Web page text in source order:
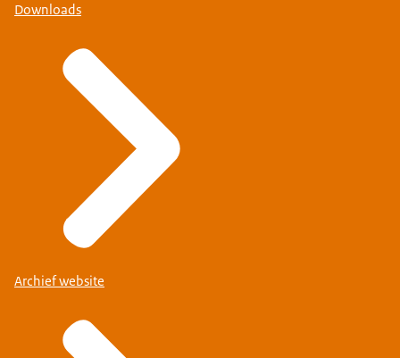
Downloads
Archief website